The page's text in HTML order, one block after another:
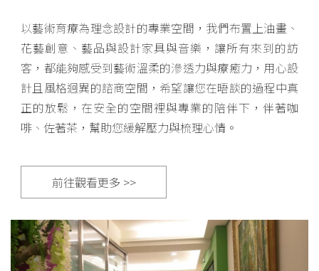
以藝術育療為理念設計的專業空間，我們布置上油畫、
花藝創意、藝品與設計家具與音樂，讓所有來到的訪
客，都能夠感受到藝術溫柔的滲透力與療癒力，用心設
計且風格迥異的諮商空間，希望讓您在晤談的過程中真
正的放鬆，在安全的空間裡與專業的陪伴下，伴著咖
啡、佐著茶，幫助您緩解壓力與梳理心情。
前往觀看更多 >>